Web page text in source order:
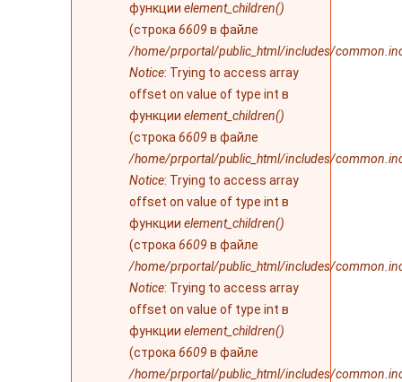
функции element_children()
(строка 6609 в файле
/home/prportal/public_html/includes/
Notice: Trying to access array
offset on value of type int в
функции element_children()
(строка 6609 в файле
/home/prportal/public_html/includes/
Notice: Trying to access array
offset on value of type int в
функции element_children()
(строка 6609 в файле
/home/prportal/public_html/includes/
Notice: Trying to access array
offset on value of type int в
функции element_children()
(строка 6609 в файле
/home/prportal/public_html/includes/